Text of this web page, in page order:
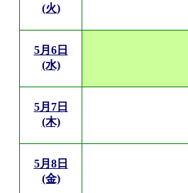
(火)
5月6日
(水)
5月7日
(木)
5月8日
(金)